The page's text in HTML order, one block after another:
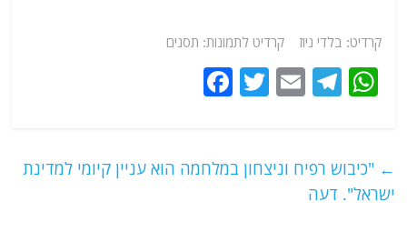
קרדיט: בלדי ניוז קרדיט לתמונות: תסנים
W
s
A
T
g
ra
E
l
T
er
e ← "כיבוש רפיח וניצחון במלחמה הוא עניין קיומי למדינת
ישראל". דעה